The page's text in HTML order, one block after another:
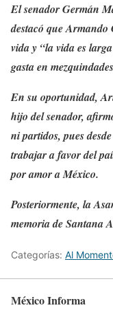
El senador Germán
destacó que
vida y “la vida es
gasta en
En su oportunidad,
hijo del senador,
ni partidos, pues
trabajar a favor del
por amor a México.
Posteriormente, la
memoria de Santana
Categorías: Al
México Informa